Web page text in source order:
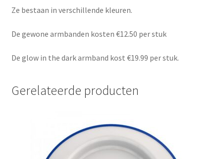
Ze bestaan in verschillende kleuren.
De gewone armbanden kosten €12.50 per stuk
De glow in the dark armband kost €19.99 per stuk.
Gerelateerde producten